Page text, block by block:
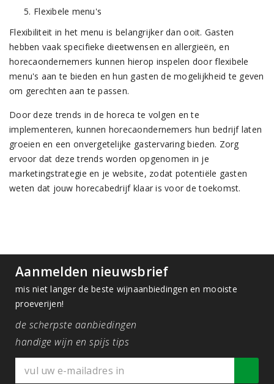
Flexibele menu's
Flexibiliteit in het menu is belangrijker dan ooit. Gasten
hebben vaak specifieke dieetwensen en allergieën, en
horecaondernemers kunnen hierop inspelen door flexibele
menu's aan te bieden en hun gasten de mogelijkheid te geven
om gerechten aan te passen.
Door deze trends in de horeca te volgen en te
implementeren, kunnen horecaondernemers hun bedrijf laten
groeien en een onvergetelijke gastervaring bieden. Zorg
ervoor dat deze trends worden opgenomen in je
marketingstrategie en je website, zodat potentiële gasten
weten dat jouw horecabedrijf klaar is voor de toekomst.
Aanmelden nieuwsbrief
mis niet langer de beste wijnaanbiedingen en mooiste
proeverijen!
de scherpste aanbiedingen
handige wijn en spijs tips